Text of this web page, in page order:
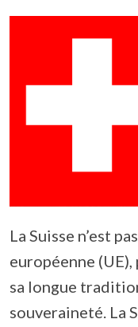
La Suisse n’est
européenne
sa longue
souveraineté. La